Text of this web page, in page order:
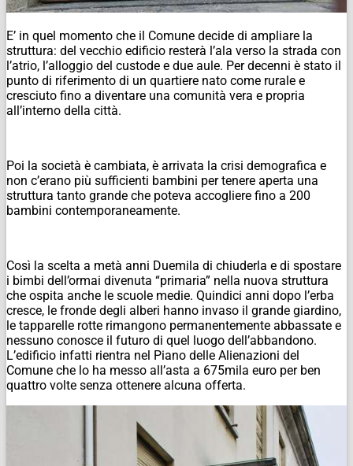
E’ in quel momento che il Comune decide di ampliare la
struttura: del vecchio edificio resterà l’ala verso la strada con
l’atrio, l’alloggio del custode e due aule. Per decenni è stato il
punto di riferimento di un quartiere nato come rurale e
cresciuto fino a diventare una comunità vera e propria
all’interno della città.
Poi la società è cambiata, è arrivata la crisi demografica e
non c’erano più sufficienti bambini per tenere aperta una
struttura tanto grande che poteva accogliere fino a 200
bambini contemporaneamente.
Così la scelta a metà anni Duemila di chiuderla e di spostare
i bimbi dell’ormai divenuta “primaria” nella nuova struttura
che ospita anche le scuole medie. Quindici anni dopo l’erba
cresce, le fronde degli alberi hanno invaso il grande giardino,
le tapparelle rotte rimangono permanentemente abbassate e
nessuno conosce il futuro di quel luogo dell’abbandono.
L’edificio infatti rientra nel Piano delle Alienazioni del
Comune che lo ha messo all’asta a 675mila euro per ben
quattro volte senza ottenere alcuna offerta.